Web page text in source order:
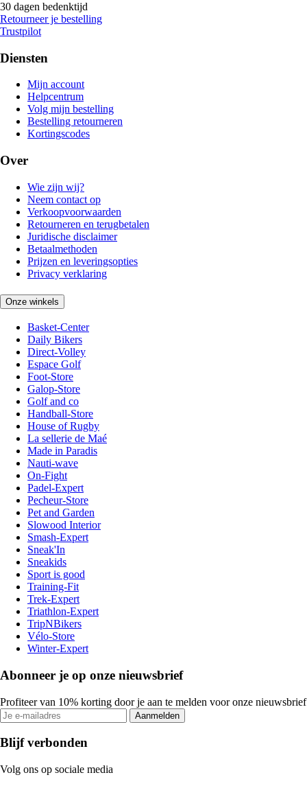
30 dagen bedenktijd
Retourneer je bestelling
Trustpilot
Diensten
Mijn account
Helpcentrum
Volg mijn bestelling
Bestelling retourneren
Kortingscodes
Over
Wie zijn wij?
Neem contact op
Verkoopvoorwaarden
Retourneren en terugbetalen
Juridische disclaimer
Betaalmethoden
Prijzen en leveringsopties
Privacy verklaring
Onze winkels
Basket-Center
Daily Bikers
Direct-Volley
Espace Golf
Foot-Store
Galop-Store
Golf and co
Handball-Store
House of Rugby
La sellerie de Maé
Made in Paradis
Nauti-wave
On-Fight
Padel-Expert
Pecheur-Store
Pet and Garden
Slowood Interior
Smash-Expert
Sneak'In
Sneakids
Sport is good
Training-Fit
Trek-Expert
Triathlon-Expert
TripNBikers
Vélo-Store
Winter-Expert
Abonneer je op onze nieuwsbrief
Profiteer van 10% korting door je aan te melden voor onze nieuwsbrief
Aanmelden
Blijf verbonden
Volg ons op sociale media